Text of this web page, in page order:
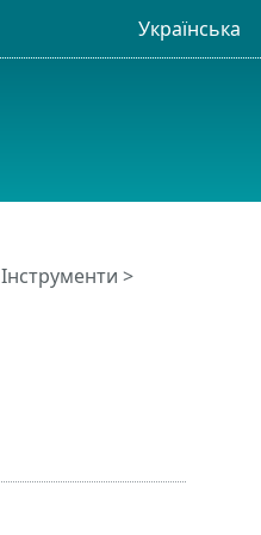
Українська
Інструменти >